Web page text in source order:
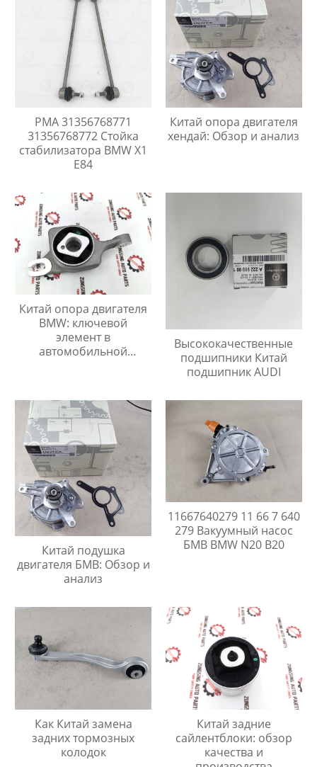
PMA 31356768771
31356768772 Стойка
стабилизатора BMW X1
E84
Китай опора двигателя
хендай: Обзор и анализ
Китай опора двигателя
BMW: ключевой
элемент в
автомобильной
Высококачественные
подшипники Китай
подшипник AUDI
Китай подушка
двигателя БМВ: Обзор и
анализ
11667640279 11 66 7 640
279 Вакуумный насос
БМВ BMW N20 B20
Как Китай замена
задних тормозных
колодок
Китай задние
сайлентблоки: обзор
качества и